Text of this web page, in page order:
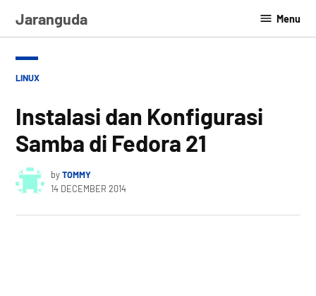
Jaranguda Menu
POSTED
LINUX
Instalasi dan Konfigurasi
Samba di Fedora 21
byTOMMY
14 DECEMBER 2014